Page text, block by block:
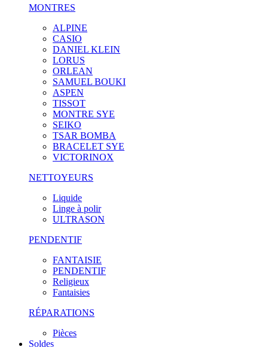
MONTRES
ALPINE
CASIO
DANIEL KLEIN
LORUS
ORLEAN
SAMUEL BOUKI
ASPEN
TISSOT
MONTRE SYE
SEIKO
TSAR BOMBA
BRACELET SYE
VICTORINOX
NETTOYEURS
Liquide
Linge à polir
ULTRASON
PENDENTIF
FANTAISIE
PENDENTIF
Religieux
Fantaisies
RÉPARATIONS
Pièces
Soldes